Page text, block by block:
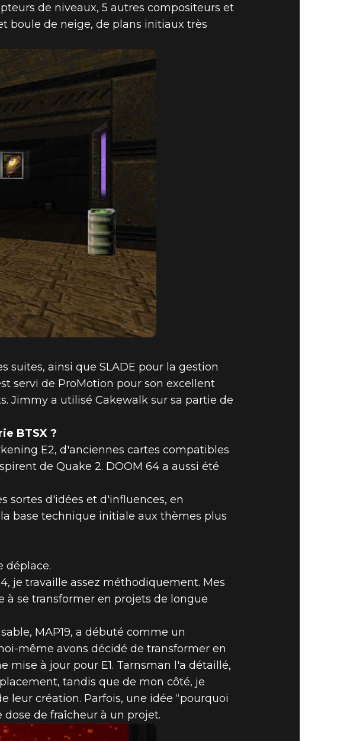
de niveaux, 5 autres compositeurs et
boule de neige, de plans initiaux très
suites, ainsi que SLADE pour la gestion
servi de ProMotion pour son excellent
Jimmy a utilisé Cakewalk sur sa partie de
BTSX ?
E2, d'anciennes cartes compatibles
de Quake 2. DOOM 64 a aussi été
sortes d'idées et d'influences, en
base technique initiale aux thèmes plus
déplace.
je travaille assez méthodiquement. Mes
se transformer en projets de longue
MAP19, a débuté comme un
même avons décidé de transformer en
à jour pour E1. Tarnsman l'a détaillé,
tandis que de mon côté, je
leur création. Parfois, une idée “pourquoi
de fraîcheur à un projet.